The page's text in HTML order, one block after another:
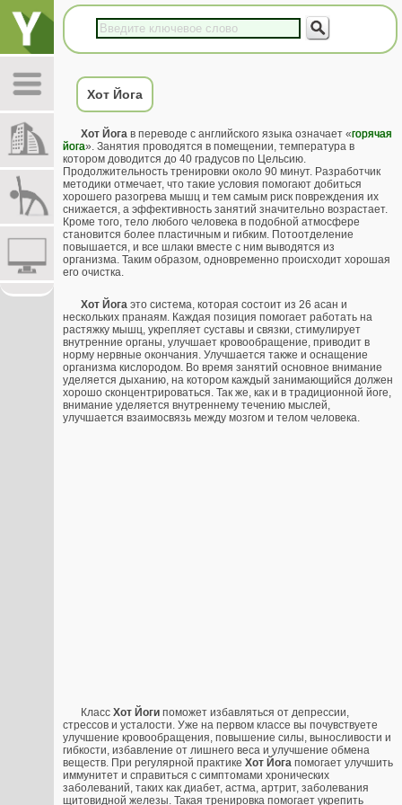
Хот Йога
Хот Йога в переводе с английского языка означает «горячая
йога». Занятия проводятся в помещении, температура в
котором доводится до 40 градусов по Цельсию.
Продолжительность тренировки около 90 минут. Разработчик
методики отмечает, что такие условия помогают добиться
хорошего разогрева мышц и тем самым риск повреждения их
снижается, а эффективность занятий значительно возрастает.
Кроме того, тело любого человека в подобной атмосфере
становится более пластичным и гибким. Потоотделение
повышается, и все шлаки вместе с ним выводятся из
организма. Таким образом, одновременно происходит хорошая
его очистка.
Хот Йога это система, которая состоит из 26 асан и
нескольких пранаям. Каждая позиция помогает работать на
растяжку мышц, укрепляет суставы и связки, стимулирует
внутренние органы, улучшает кровообращение, приводит в
норму нервные окончания. Улучшается также и оснащение
организма кислородом. Во время занятий основное внимание
уделяется дыханию, на котором каждый занимающийся должен
хорошо сконцентрироваться. Так же, как и в традиционной йоге,
внимание уделяется внутреннему течению мыслей,
улучшается взаимосвязь между мозгом и телом человека.
Класс Хот Йоги поможет избавляться от депрессии,
стрессов и усталости. Уже на первом классе вы почувствуете
улучшение кровообращения, повышение силы, выносливости и
гибкости, избавление от лишнего веса и улучшение обмена
веществ. При регулярной практике Хот Йога помогает улучшить
иммунитет и справиться с симптомами хронических
заболеваний, таких как диабет, астма, артрит, заболевания
щитовидной железы. Такая тренировка помогает укрепить